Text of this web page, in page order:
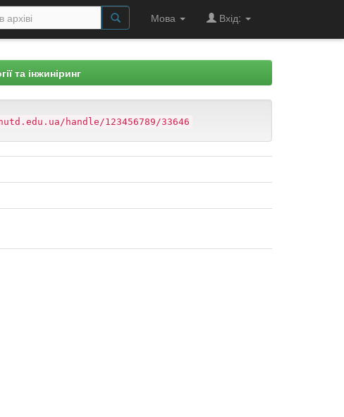
Мова Вхід:
та інжиніринг
handle/123456789/33646